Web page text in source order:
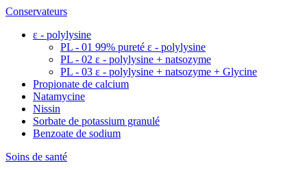
Conservateurs
ε - polylysine
PL - 01 99% pureté ε - polylysine
PL - 02 ε - polylysine + natsozyme
PL - 03 ε - polylysine + natsozyme + Glycine
Propionate de calcium
Natamycine
Nissin
Sorbate de potassium granulé
Benzoate de sodium
Soins de santé